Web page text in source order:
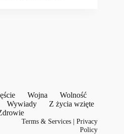
Wojna
Wolność
Wywiady
Z życia wzięte
Terms & Services |Privacy
Policy